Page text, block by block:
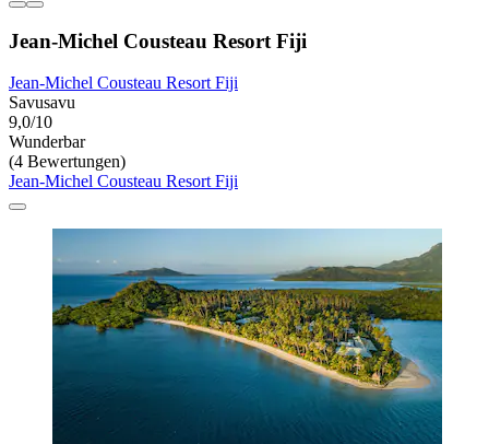
Jean-Michel Cousteau Resort Fiji
Jean-Michel Cousteau Resort Fiji
Savusavu
9,0/10
Wunderbar
(4 Bewertungen)
Jean-Michel Cousteau Resort Fiji